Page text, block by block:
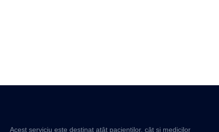
Acest serviciu este destinat atât pacienților, cât și medicilor